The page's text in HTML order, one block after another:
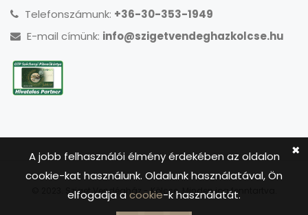
Telefonszámunk: +36-30-353-1949
E-mail címünk: info@szigetvendeghazkolcse.hu
© 2023. Sziget Vendégház - Kölcse. Minden jog fenntartva.
A jobb felhasználói élmény érdekében az oldalon
cookie-kat használunk. Oldalunk használatával, Ön
elfogadja acookie-k használatát.
✖